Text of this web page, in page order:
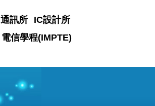
通訊所
IC設計所
電信學程(IMPTE)